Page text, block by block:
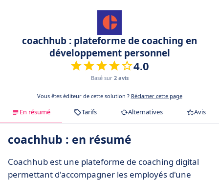
coachhub : plateforme de coaching en
développement personnel
4.0
Basé sur 2 avis
Vous êtes éditeur de cette solution ? Réclamer cette page
En résumé Tarifs Alternatives Avis
coachhub : en résumé
Coachhub est une plateforme de coaching digital
permettant d'accompagner les employés d'une